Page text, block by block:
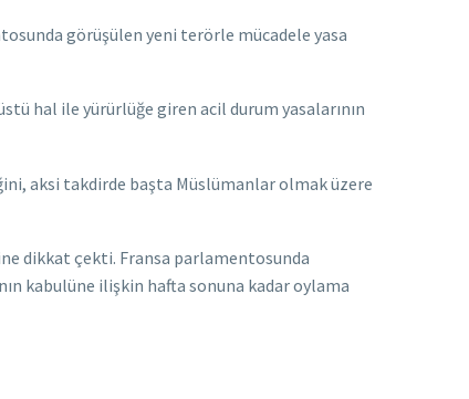
görüşülen yeni terörle mücadele yasa
hal ile yürürlüğe giren acil durum yasalarının
aksi takdirde başta Müslümanlar olmak üzere
dikkat çekti. Fransa parlamentosunda
kabulüne ilişkin hafta sonuna kadar oylama